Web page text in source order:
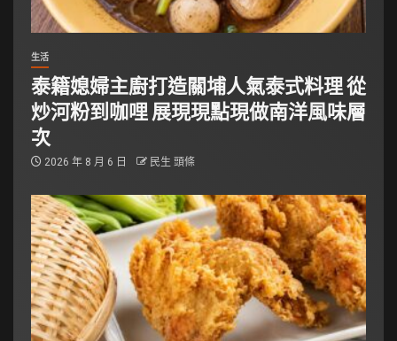
生活
泰籍媳婦主廚打造關埔人氣泰式料理 從
炒河粉到咖哩 展現現點現做南洋風味層
次
2026 年 8 月 6 日 民生 頭條